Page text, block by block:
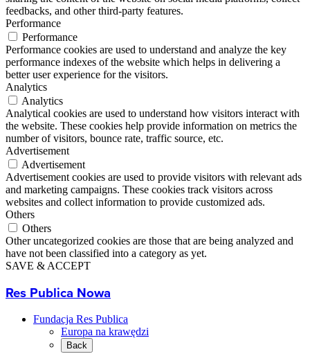
feedbacks, and other third-party features.
Performance
Performance
Performance cookies are used to understand and analyze the key
performance indexes of the website which helps in delivering a
better user experience for the visitors.
Analytics
Analytics
Analytical cookies are used to understand how visitors interact with
the website. These cookies help provide information on metrics the
number of visitors, bounce rate, traffic source, etc.
Advertisement
Advertisement
Advertisement cookies are used to provide visitors with relevant ads
and marketing campaigns. These cookies track visitors across
websites and collect information to provide customized ads.
Others
Others
Other uncategorized cookies are those that are being analyzed and
have not been classified into a category as yet.
SAVE & ACCEPT
Res Publica Nowa
Fundacja Res Publica
Europa na krawędzi
Back